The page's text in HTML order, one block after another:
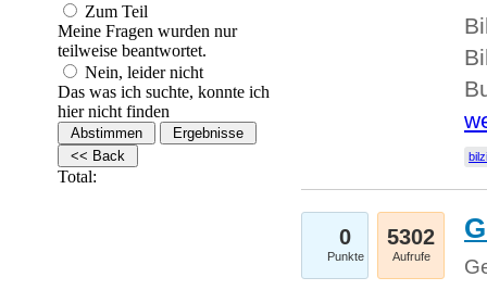
Zum Teil
Meine Fragen wurden nur
teilweise beantwortet.
Nein, leider nicht
Das was ich suchte, konnte ich
hier nicht finden
Total:
0
Punkte
5302
Aufrufe